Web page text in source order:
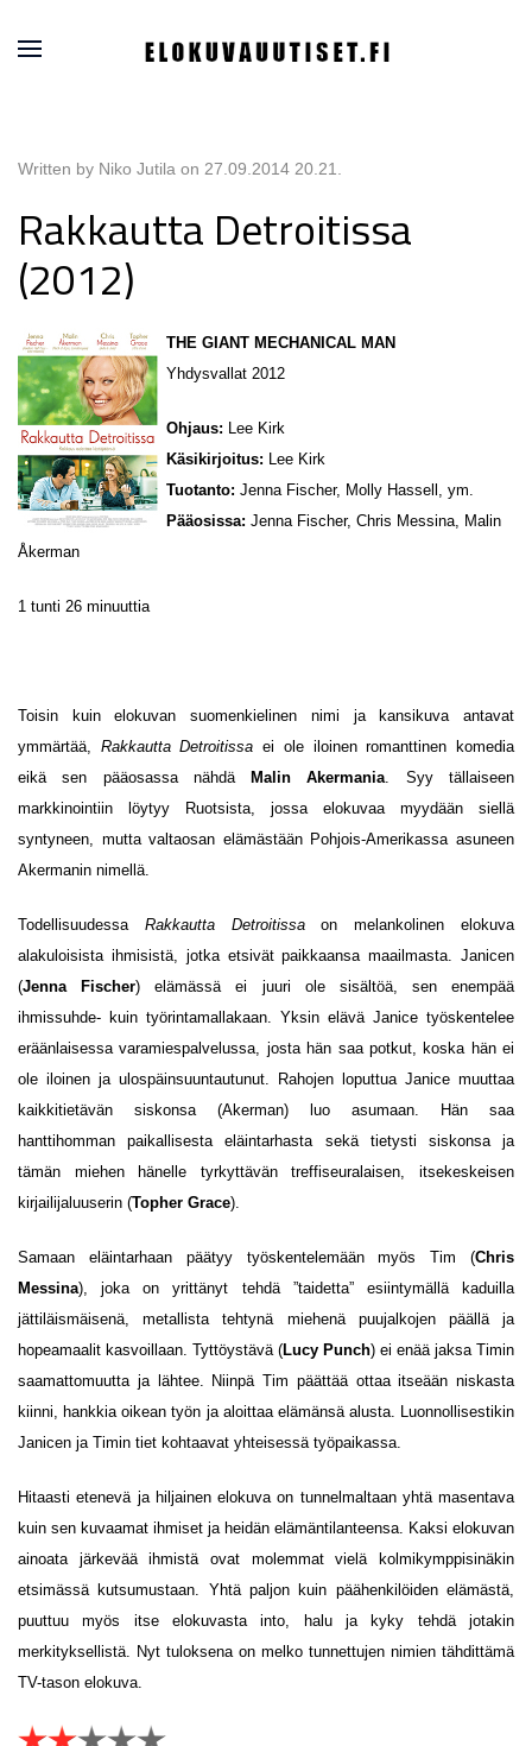
Written by Niko Jutila on 27.09.2014 20.21
Rakkautta Detroitissa
(2012)
THE GIANT MECHANICAL MAN
Yhdysvallat 2012
Ohjaus: Lee Kirk
Käsikirjoitus: Lee Kirk
Tuotanto: Jenna Fischer, Molly Hassell, ym.
Pääosissa: Jenna Fischer, Chris Messina, Malin
Åkerman
1 tunti 26 minuuttia
Toisin kuin elokuvan suomenkielinen nimi ja kansikuva antavat
ymmärtää, Rakkautta Detroitissa ei ole iloinen romanttinen komedia
eikä sen pääosassa nähdä
Malin Akermania. Syy tällaiseen
markkinointiin löytyy Ruotsista, jossa elokuvaa myydään siellä
syntyneen, mutta valtaosan elämästään Pohjois-Amerikassa asuneen
Akermanin nimellä.
Todellisuudessa Rakkautta Detroitissaon melankolinen elokuva
alakuloisista ihmisistä, jotka etsivät paikkaansa maailmasta. Janicen
(Jenna Fischer) elämässä ei juuri ole sisältöä, sen enempää
ihmissuhde- kuin työrintamallakaan. Yksin elävä Janice työskentelee
eräänlaisessa varamiespalvelussa, josta hän saa potkut, koska hän ei
ole iloinen ja ulospäinsuuntautunut. Rahojen loputtua Janice muuttaa
kaikkitietävän siskonsa (Akerman) luo asumaan. Hän saa
hanttihomman paikallisesta eläintarhasta sekä tietysti siskonsa ja
tämän miehen hänelle tyrkyttävän treffiseuralaisen, itsekeskeisen
kirjailijaluuserin (Topher Grace).
Samaan eläintarhaan päätyy työskentelemään myös Tim (Chris
Messina), joka on yrittänyt tehdä ”taidetta” esiintymällä kaduilla
jättiläismäisenä, metallista tehtynä miehenä puujalkojen päällä ja
hopeamaalit kasvoillaan. Tyttöystävä (Lucy Punch) ei enää jaksa Timin
saamattomuutta ja lähtee. Niinpä Tim päättää ottaa itseään niskasta
kiinni, hankkia oikean työn ja aloittaa elämänsä alusta. Luonnollisestikin
Janicen ja Timin tiet kohtaavat yhteisessä työpaikassa.
Hitaasti etenevä ja hiljainen elokuva on tunnelmaltaan yhtä masentava
kuin sen kuvaamat ihmiset ja heidän elämäntilanteensa. Kaksi elokuvan
ainoata järkevää ihmistä ovat molemmat vielä kolmikymppisinäkin
etsimässä kutsumustaan. Yhtä paljon kuin päähenkilöiden elämästä,
puuttuu myös itse elokuvasta into, halu ja kyky tehdä jotakin
merkityksellistä. Nyt tuloksena on melko tunnettujen nimien tähdittämä
TV-tason elokuva.